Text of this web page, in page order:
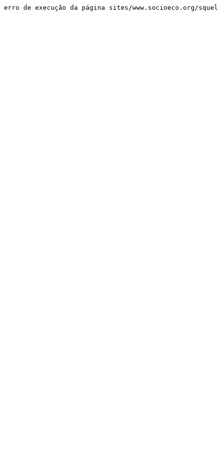
erro de execução da página sites/www.socioeco.org/